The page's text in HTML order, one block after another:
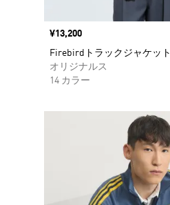
価格
¥13,200
Firebirdトラックジャケット
オリジナルス
14 カラー